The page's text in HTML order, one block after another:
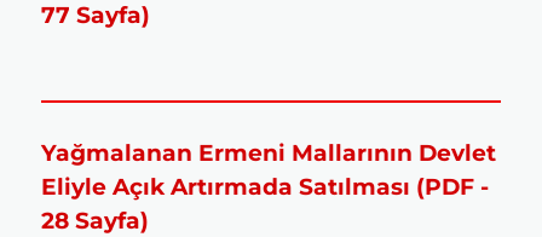
77 Sayfa)
Yağmalanan Ermeni Mallarının Devlet
Eliyle Açık Artırmada Satılması (PDF -
28 Sayfa)